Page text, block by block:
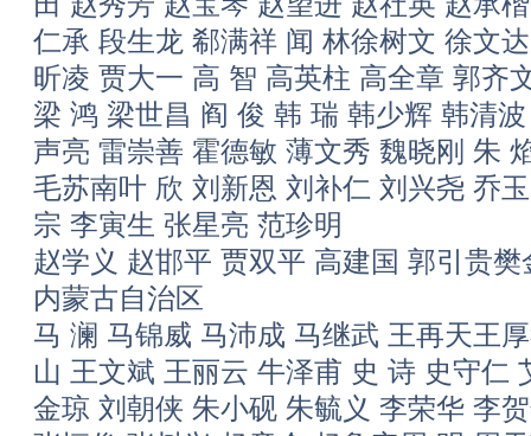
仁承 段生龙 郗满祥 闻 林徐树文 徐文
昕凌 贾大一 高 智 高英柱 高全章 郭齐
梁 鸿 梁世昌 阎 俊 韩 瑞 韩少辉 韩清
声亮 雷崇善 霍德敏 薄文秀 魏晓刚 朱
毛苏南叶 欣 刘新恩 刘补仁 刘兴尧 乔
宗 李寅生 张星亮 范珍明
赵学义 赵邯平 贾双平 高建国 郭引贵樊
内蒙古自治区
马 澜 马锦威 马沛成 马继武 王再天王
山 王文斌 王丽云 牛泽甫 史 诗 史守仁
金琼 刘朝侠 朱小砚 朱毓义 李荣华 李